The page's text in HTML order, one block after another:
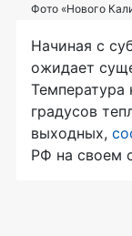
Фото «Нового
Начиная с
ожидает
Температура
градусов
выходных,
РФ на своем